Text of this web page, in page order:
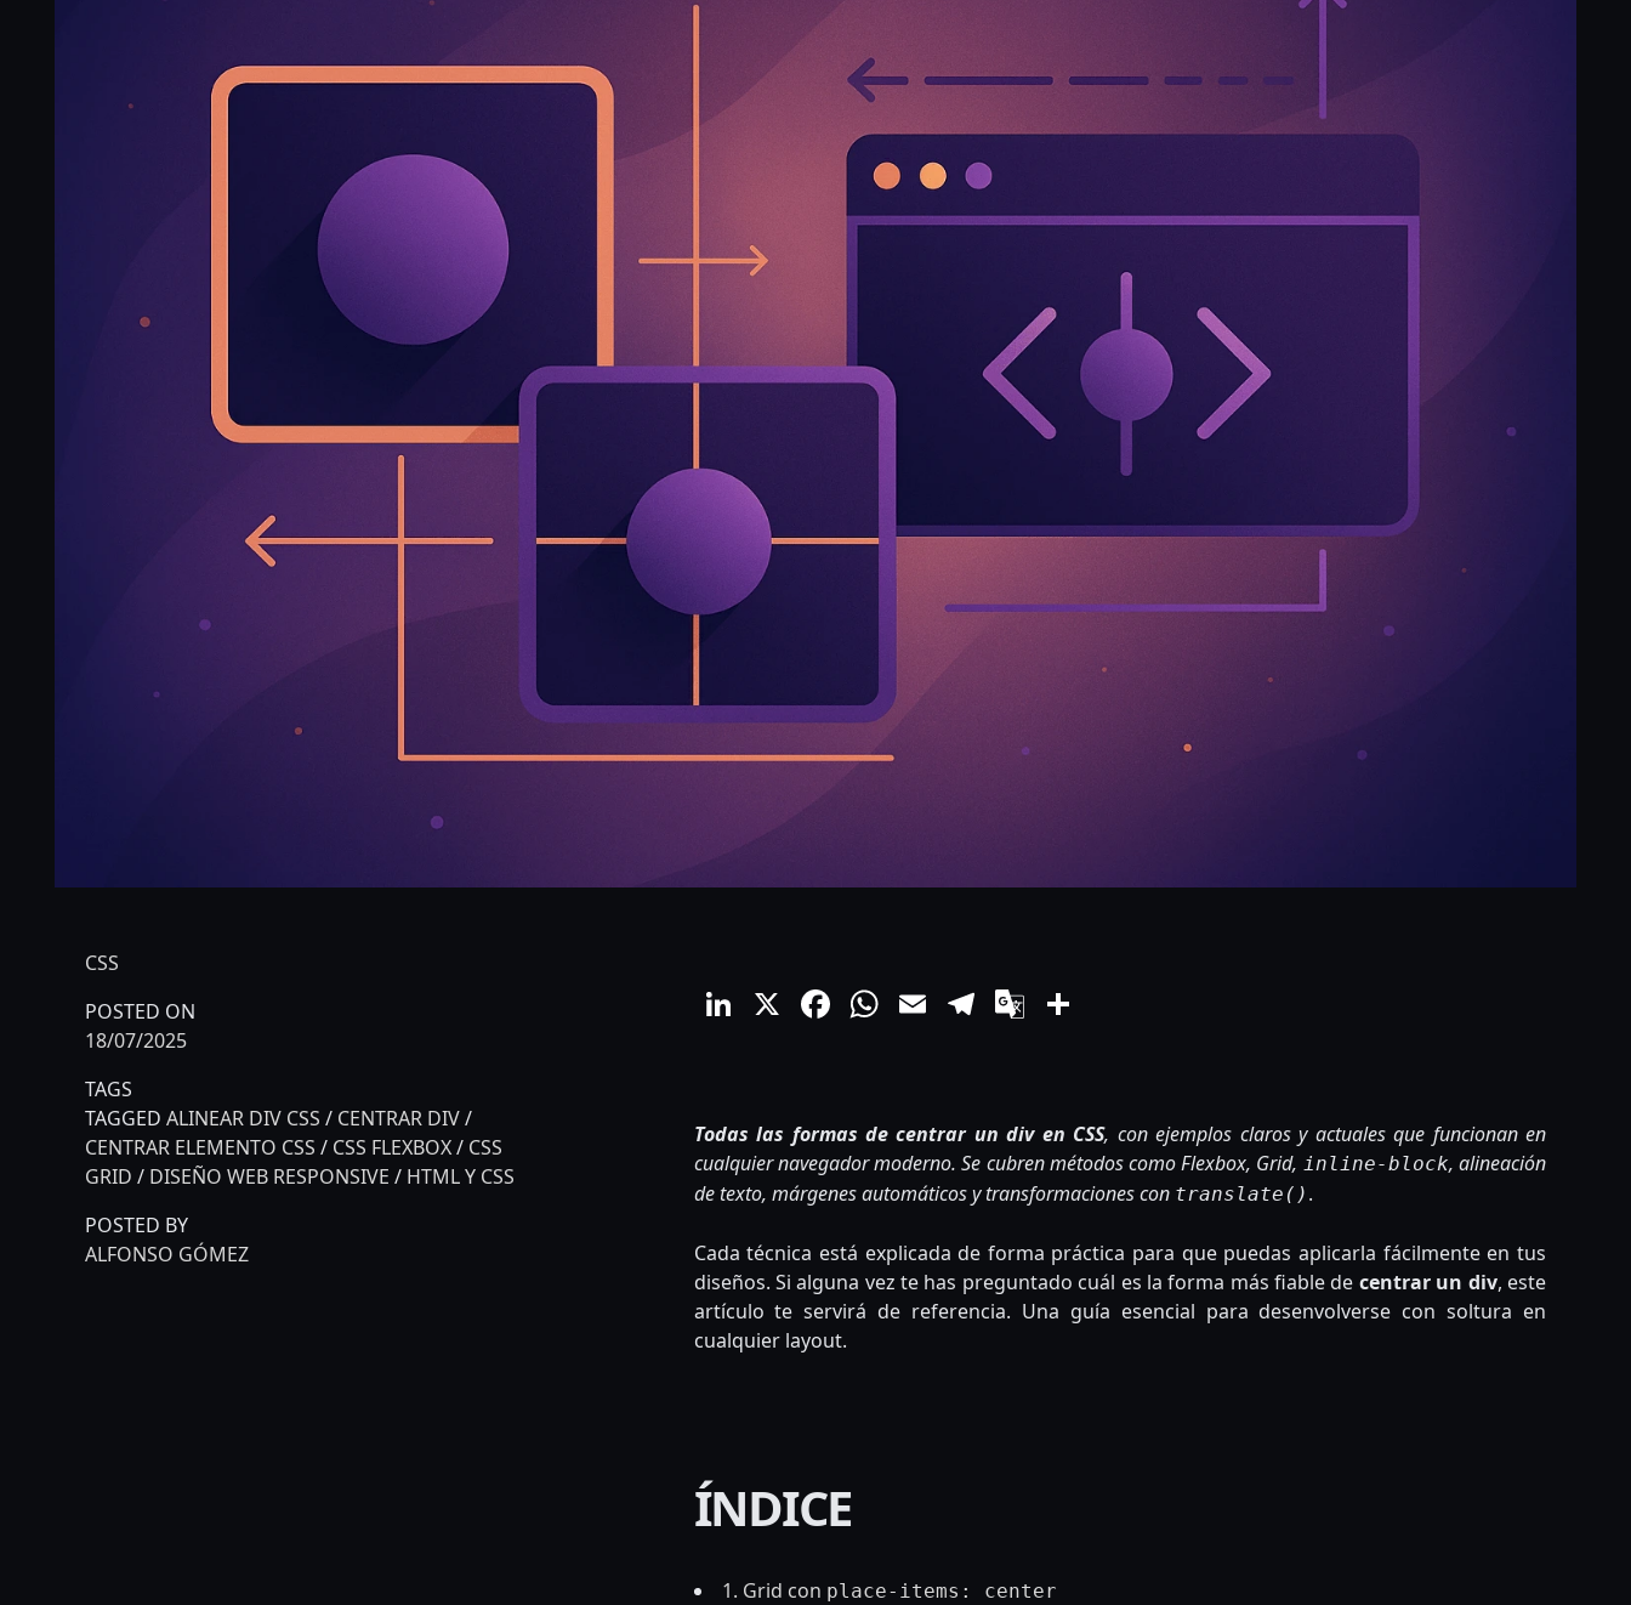
CSS
POSTED ON
18/07/2025
TAGS
TAGGED ALINEAR DIV CSS / CENTRAR DIV/
CENTRAR ELEMENTO CSS / CSS FLEXBOX/ CSS
GRID / DISEÑO WEB RESPONSIVE / HTML Y CSS
POSTED BY
ALFONSO GÓMEZ
LinkedIn
X Facebook
WhatsApp
EmailTelegram
Google
Todas las formas de centrar un div en CSS, con ejemplos claros y actuales que funcionan en
cualquier navegador moderno. Se cubren métodos como Flexbox, Grid, inline-block, alineación
de texto, márgenes automáticos y transformaciones con translate() .
Cada técnica está explicada de forma práctica para que puedas aplicarla fácilmente en tus
diseños. Si alguna vez te has preguntado cuál es la forma más fiable de centrar un div, este
artículo te servirá de referencia. Una guía esencial para desenvolverse con soltura en
cualquier layout.
ÍNDICE
1. Grid con place-items: center